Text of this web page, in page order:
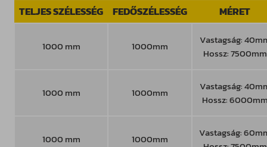
TELJES SZÉLESSÉG FEDŐSZÉLESSÉG MÉRET
1000 mm 1000mm
Vastagság:
Hossz: 7500mm
1000 mm 1000mm
Vastagság:
Hossz: 6000mm
1000 mm 1000mm
Vastagság: